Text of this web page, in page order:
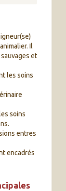
Il
sauvages et
les soins
soins
entres
encadrés